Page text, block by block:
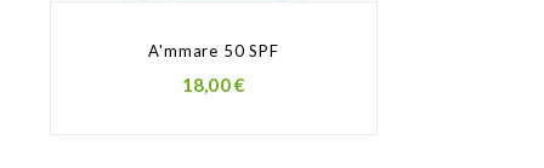
A'mmare 50 SPF
Prezzo
18,00 €